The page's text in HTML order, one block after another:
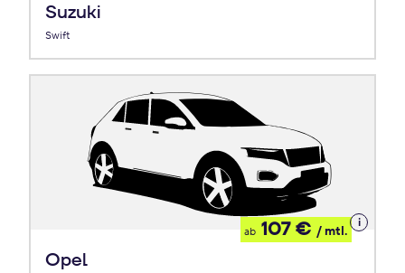
Suzuki
Swift
Opel
ab 107 € / mtl.
Details
zum